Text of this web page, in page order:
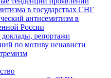
в государствах СНГ
антисемитизм в
России
доклады, репортажи
по мотиву ненависти